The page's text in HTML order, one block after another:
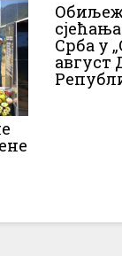
Срба у
август